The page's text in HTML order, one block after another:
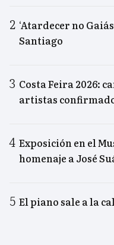
‘Atardecer no
Santiago
Costa Feira 2026:
artistas
Exposición en el
homenaje a José
El piano sale a la